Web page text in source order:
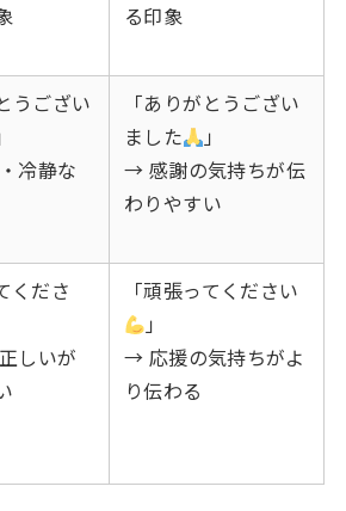
る印象
うござい
冷静な
「ありがとうござい
ました
」
→ 感謝の気持ちが伝
わりやすい
くださ
しいが
「頑張ってください
」
→ 応援の気持ちがよ
り伝わる